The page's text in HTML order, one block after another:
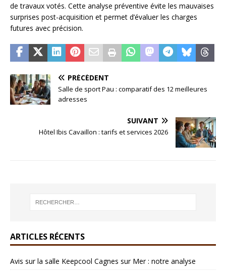
de travaux votés. Cette analyse préventive évite les mauvaises
surprises post-acquisition et permet d’évaluer les charges
futures avec précision.
PRÉCÉDENT
Salle de sport Pau : comparatif des 12 meilleures
adresses
SUIVANT
Hôtel Ibis Cavaillon : tarifs et services 2026
ARTICLES RÉCENTS
Avis sur la salle Keepcool Cagnes sur Mer : notre analyse